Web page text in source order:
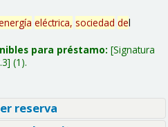
eléctrica, sociedad del
para préstamo: Signatura
(1).
reserva